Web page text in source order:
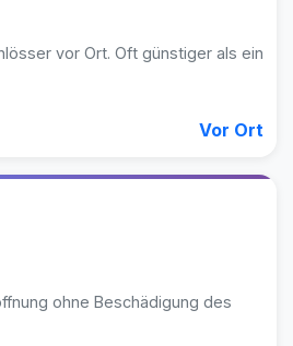
vor Ort. Oft günstiger als ein
Vor Ort
ohne Beschädigung des